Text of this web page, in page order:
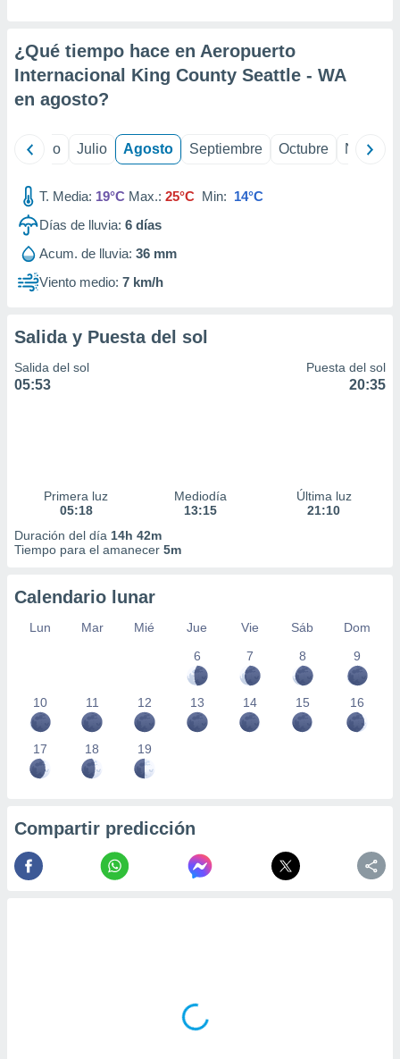
e
mediante
de
1199
¿Qué tiempo hace en Aeropuerto
Internacional King County Seattle - WA
en agosto?
Junio Julio Agosto Septiembre Octubre
T. Media: 19°C Max.: 25°C Min: 14°C
Días de lluvia: 6 días
Acum. de lluvia: 36 mm
Viento medio: 7 km/h
Salida y Puesta del sol
Salida del sol
05:53
Puesta del sol
20:35
Primera luz
05:18
Mediodía
13:15
Última luz
21:10
Duración del día 14h 42m
Tiempo para el amanecer 5m
Calendario lunar
Lun Mar Mié Jue Vie Sáb
Dom
6
7 8 9
10 11 12 13 14 15 16
17 18 19
Compartir predicción